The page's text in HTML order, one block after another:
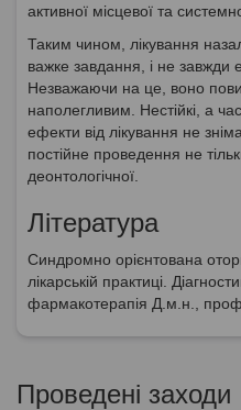
активної місцевої та
Таким чином, лікування
важке завдання, і не завжди
Незважаючи на це, воно
наполегливим. Нестійкі, а
ефекти від лікування не
постійне проведення не
деонтологічної.
Література
Синдромно орієнтована
лікарській практиці.
фармакотерапія Д.м.н.,
Проведені заходи